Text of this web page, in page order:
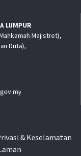
LUMPUR
Majistret),
Duta),
& Keselamatan